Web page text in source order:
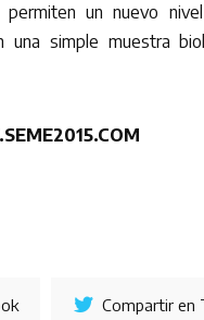
permiten un nuevo
simple muestra
Compartir en